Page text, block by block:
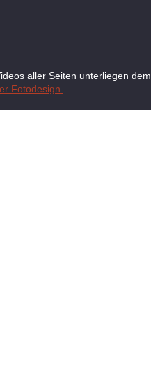
aller Seiten unterliegen dem
Fotodesign.